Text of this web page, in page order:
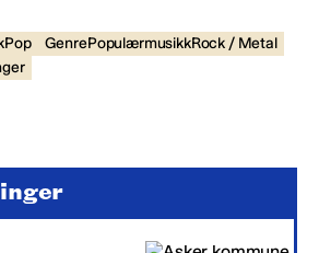
GenrePopulærmusikkRock / Metal